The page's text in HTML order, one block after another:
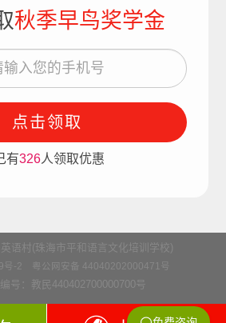
秋季早鸟奖学金
点击领取
有326人领取优惠
语村(珠海市平和语言文化培训学校)
号-2 粤公网安备 44040202000471号
号：教民440402700000700号